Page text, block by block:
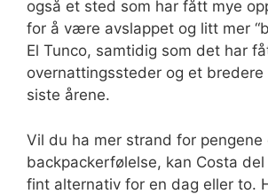
også et sted som har fått mye
for å være avslappet og litt mer
El Tunco, samtidig som det har
overnattingssteder og et
siste årene.
Vil du ha mer strand for
backpackerfølelse, kan Costa
fint alternativ for en dag eller to.